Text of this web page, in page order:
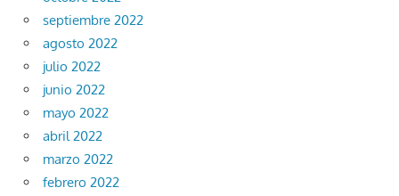
septiembre 2022
agosto 2022
julio 2022
junio 2022
mayo 2022
abril 2022
marzo 2022
febrero 2022